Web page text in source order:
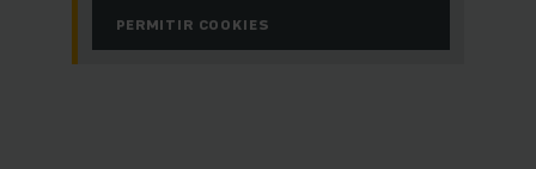
PERMITIR COOKIES